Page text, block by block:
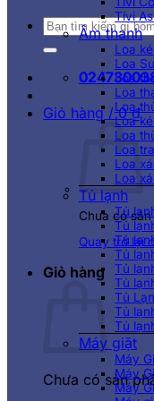
Tìm
kiếm:
Giỏ hàng /0₫
Chưa có
Quay trở lại
Giỏ hàng
Chưa có sản
Tivi
Âm thanh
Loa
Loa
Loa
Loa
Loa
Loa
Loa
Loa
Loa
Loa
Tủ lạnh
Tủ
Tủ
Tủ
Tủ
Tủ
Tủ
Tủ
Tủ
Tủ
Máy giặt
Máy
Máy
Máy